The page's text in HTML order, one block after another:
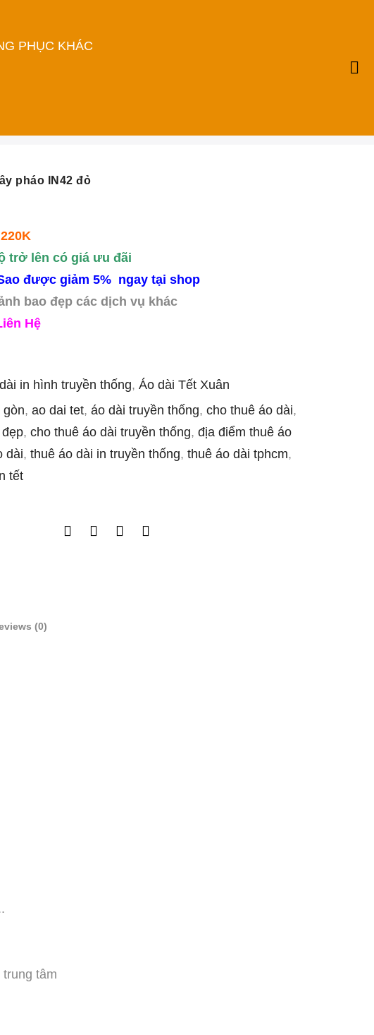
PHỤC KHÁC
pháo IN42 đỏ
trở lên có giá ưu đãi
được giảm 5% ngay tại shop
bao đẹp các dịch vụ khác
Hệ
in hình truyền thống, Áo dài Tết Xuân
gòn, ao dai tet, áo dài truyền thống, cho thuê áo dài,
, cho thuê áo dài truyền thống, địa điểm thuê áo
dài, thuê áo dài in truyền thống, thuê áo dài tphcm,
tết
(0)
tâm